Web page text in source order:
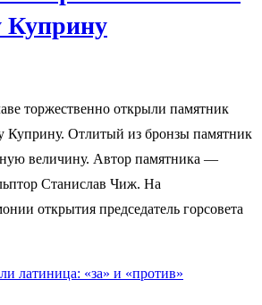
Куприну
торжественно открыли памятник
Куприну. Отлитый из бронзы памятник
величину. Автор памятника —
Станислав Чиж. На
открытия председатель горсовета